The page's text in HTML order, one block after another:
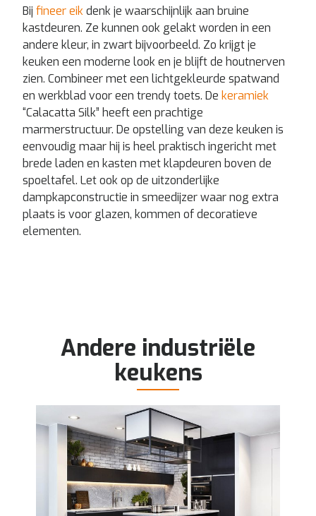
Bijfineer eikdenk je waarschijnlijk aan bruine
kastdeuren. Ze kunnen ook gelakt worden in een
andere kleur, in zwart bijvoorbeeld. Zo krijgt je
keuken een moderne look en je blijft de houtnerven
zien. Combineer met een lichtgekleurde spatwand
en werkblad voor een trendy toets. De keramiek
“Calacatta Silk” heeft een prachtige
marmerstructuur. De opstelling van deze keuken is
eenvoudig maar hij is heel praktisch ingericht met
brede laden en kasten met klapdeuren boven de
spoeltafel. Let ook op de uitzonderlijke
dampkapconstructie in smeedijzer waar nog extra
plaats is voor glazen, kommen of decoratieve
elementen.
Andere industriële
keukens